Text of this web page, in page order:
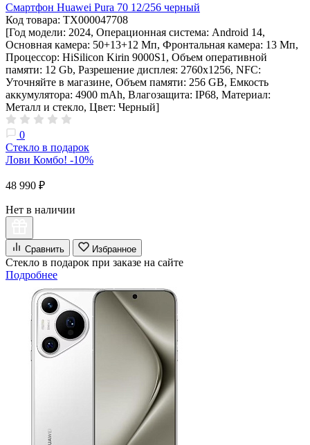
Смартфон Huawei Pura 70 12/256 черный
Код товара: ТХ000047708
[Год модели: 2024, Операционная система: Android 14,
Основная камера: 50+13+12 Мп, Фронтальная камера: 13 Мп,
Процессор: HiSilicon Kirin 9000S1, Объем оперативной
памяти: 12 Gb, Разрешение дисплея: 2760х1256, NFC:
Уточняйте в магазине, Объем памяти: 256 GB, Емкость
аккумулятора: 4900 mAh, Влагозащита: IP68, Материал:
Металл и стекло, Цвет: Черный]
0
Стекло в подарок
Лови Комбо! -10%
48 990 ₽
Нет в наличии
Сравнить Избранное
Стекло в подарок при заказе на сайте
Подробнее